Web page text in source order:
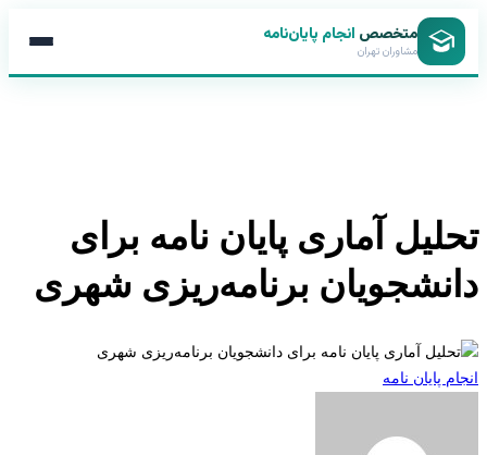
متخصصانجام پایان‌نامه
مشاوران تهران
آماری پایان نامه برای
برنامه‌ریزی شهری
پایان نامه